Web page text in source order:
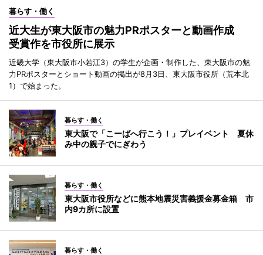
暮らす・働く
近大生が東大阪市の魅力PRポスターと動画作成
受賞作を市役所に展示
近畿大学（東大阪市小若江3）の学生が企画・制作した、東大阪市の魅
力PRポスターとショート動画の掲出が8月3日、東大阪市役所（荒本北
1）で始まった。
暮らす・働く
東大阪で「こーばへ行こう！」プレイベント 夏休
み中の親子でにぎわう
暮らす・働く
東大阪市役所などに熊本地震災害義援金募金箱 市
内9カ所に設置
暮らす・働く